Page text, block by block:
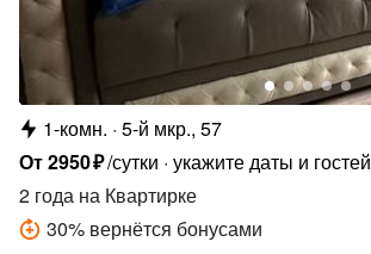
1-комн. 5-й мкр., 57
От2950₽/сутки укажите даты и гостей
2 года на Квартирке
30% вернётся бонусами